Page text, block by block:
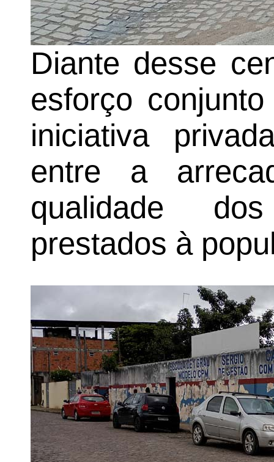
Diante desse
esforço
iniciativa
entre a
qualidade
prestados à